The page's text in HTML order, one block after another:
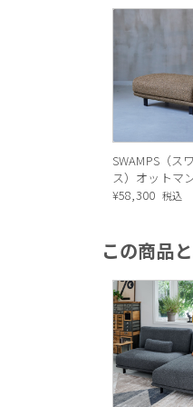
SWAMPS（ス
ス）オットマ
（BROWN）
¥58,300 税込
この商品